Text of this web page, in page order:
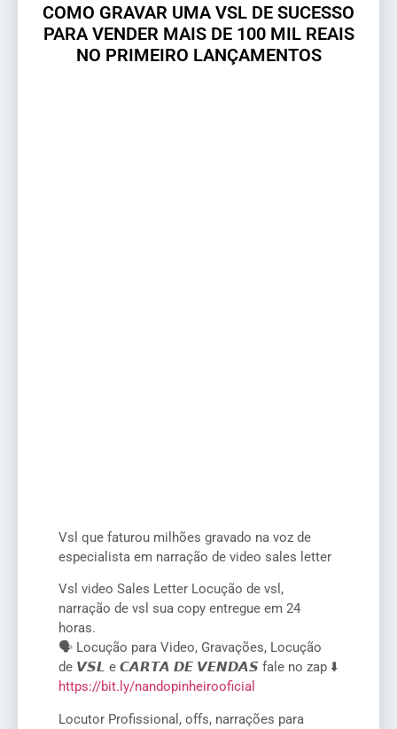
COMO GRAVAR UMA VSL DE SUCESSO
PARA VENDER MAIS DE 100 MIL REAIS
NO PRIMEIRO LANÇAMENTOS
Vsl que faturou milhões gravado na voz de
especialista em narração de video sales letter
Vsl video Sales Letter Locução de vsl,
narração de vsl sua copy entregue em 24
horas.
🗣 Locução para Video, Gravações, Locução
de 𝙑𝙎𝙇 e 𝘾𝘼𝙍𝙏𝘼 𝘿𝙀 𝙑𝙀𝙉𝘿𝘼𝙎 fale no zap ⬇️
https://bit.ly/nandopinheirooficial
Locutor Profissional, offs, narrações para